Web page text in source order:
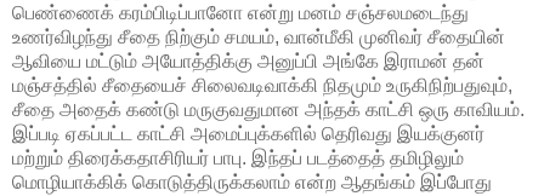
பெண்ணைக் கரம்பிடிப்பானோ என்று மனம் சஞ்சலமடைந்து
உணர்விழந்து சீதை நிற்கும் சமயம், வான்மீகி முனிவர் சீதையின்
ஆவியை மட்டும் அயோத்திக்கு அனுப்பி அங்கே இராமன் தன்
மஞ்சத்தில் சீதையைச் சிலைவடிவாக்கி நிதமும் உருகிநிற்பதுவும்,
சீதை அதைக் கண்டு மருகுவதுமான அந்தக் காட்சி ஒரு காவியம்.
இப்படி ஏகப்பட்ட காட்சி அமைப்புக்களில் தெரிவது இயக்குனர்
மற்றும் திரைக்கதாசிரியர் பாபு. இந்தப் படத்தைத் தமிழிலும்
மொழியாக்கிக் கொடுத்திருக்கலாம் என்ற ஆதங்கம் இப்போது